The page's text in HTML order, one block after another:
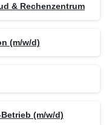
& Rechenzentrum
(m/w/d)
(m/w/d)